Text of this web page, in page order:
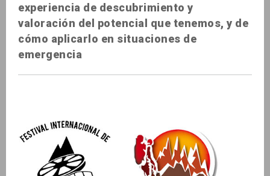
experiencia de descubrimiento y
valoración del potencial que tenemos, y de
cómo aplicarlo en situaciones de
emergencia